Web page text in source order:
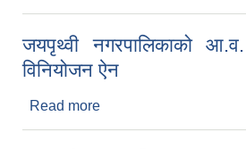
जयपृथ्वी नगरपालिकाको
विनियोजन ऐन
Read more